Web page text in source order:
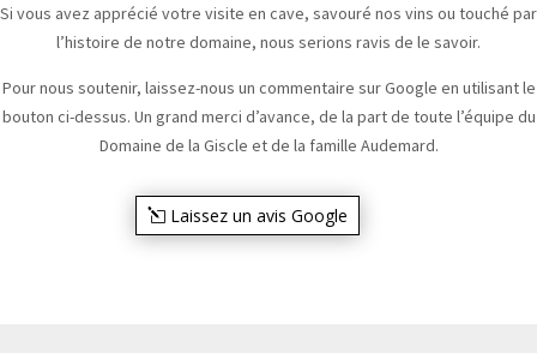
Si vous avez apprécié votre visite en cave, savouré nos vins ou touché par
l’histoire de notre domaine, nous serions ravis de le savoir.
Pour nous soutenir, laissez-nous un commentaire sur Google en utilisant le
bouton ci-dessus. Un grand merci d’avance, de la part de toute l’équipe du
Domaine de la Giscle et de la famille Audemard.
Laissez un avis Google